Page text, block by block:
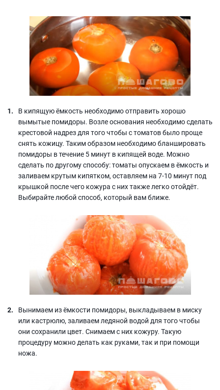
В кипящую ёмкость необходимо отправить хорошо
вымытые помидоры. Возле основания необходимо сделать
крестовой надрез для того чтобы с томатов было проще
снять кожицу. Таким образом необходимо бланшировать
помидоры в течение 5 минут в кипящей воде. Можно
сделать по другому способу: томаты опускаем в ёмкость и
заливаем крутым кипятком, оставляем на 7-10 минут под
крышкой после чего кожура с них также легко отойдёт.
Выбирайте любой способ, который вам ближе.
Вынимаем из ёмкости помидоры, выкладываем в миску
или кастрюлю, заливаем ледяной водой для того чтобы
они сохранили цвет. Снимаем с них кожуру. Такую
процедуру можно делать как руками, так и при помощи
ножа.